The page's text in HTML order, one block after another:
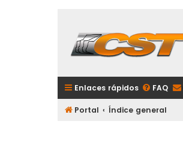
Enlaces rápidos FAQ
Portal Índice general